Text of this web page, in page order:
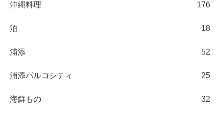
沖縄料理 176
泊 18
浦添 52
浦添パルコシティ 25
海鮮もの 32